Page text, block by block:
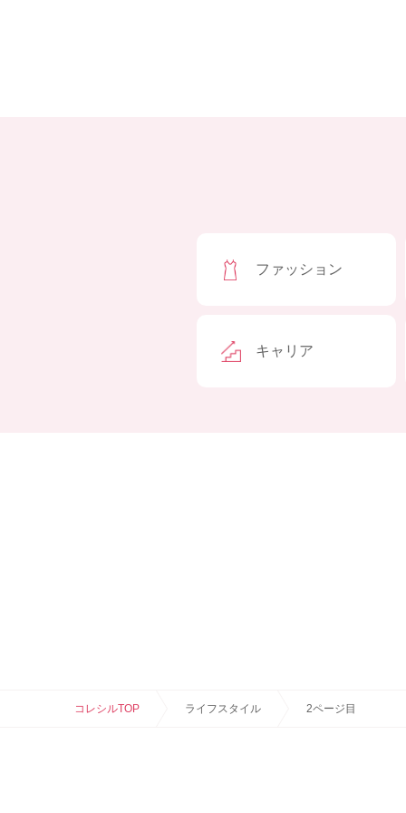
ファッション
キャリア
コレシルTOP ライフスタイル 2ページ目